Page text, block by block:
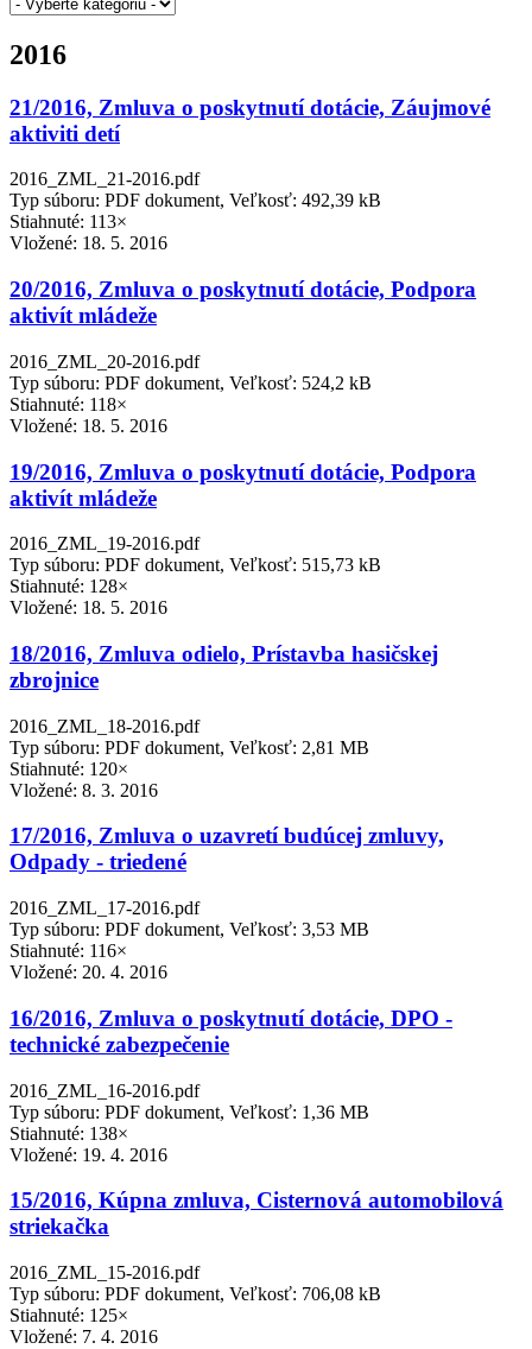
2016
21/2016, Zmluva o poskytnutí dotácie, Záujmové
aktiviti detí
2016_ZML_21-2016.pdf
Typ súboru: PDF dokument, Veľkosť: 492,39 kB
Stiahnuté: 113×
Vložené: 18. 5. 2016
20/2016, Zmluva o poskytnutí dotácie, Podpora
aktivít mládeže
2016_ZML_20-2016.pdf
Typ súboru: PDF dokument, Veľkosť: 524,2 kB
Stiahnuté: 118×
Vložené: 18. 5. 2016
19/2016, Zmluva o poskytnutí dotácie, Podpora
aktivít mládeže
2016_ZML_19-2016.pdf
Typ súboru: PDF dokument, Veľkosť: 515,73 kB
Stiahnuté: 128×
Vložené: 18. 5. 2016
18/2016, Zmluva odielo, Prístavba hasičskej
zbrojnice
2016_ZML_18-2016.pdf
Typ súboru: PDF dokument, Veľkosť: 2,81 MB
Stiahnuté: 120×
Vložené: 8. 3. 2016
17/2016, Zmluva o uzavretí budúcej zmluvy,
Odpady - triedené
2016_ZML_17-2016.pdf
Typ súboru: PDF dokument, Veľkosť: 3,53 MB
Stiahnuté: 116×
Vložené: 20. 4. 2016
16/2016, Zmluva o poskytnutí dotácie, DPO -
technické zabezpečenie
2016_ZML_16-2016.pdf
Typ súboru: PDF dokument, Veľkosť: 1,36 MB
Stiahnuté: 138×
Vložené: 19. 4. 2016
15/2016, Kúpna zmluva, Cisternová automobilová
striekačka
2016_ZML_15-2016.pdf
Typ súboru: PDF dokument, Veľkosť: 706,08 kB
Stiahnuté: 125×
Vložené: 7. 4. 2016